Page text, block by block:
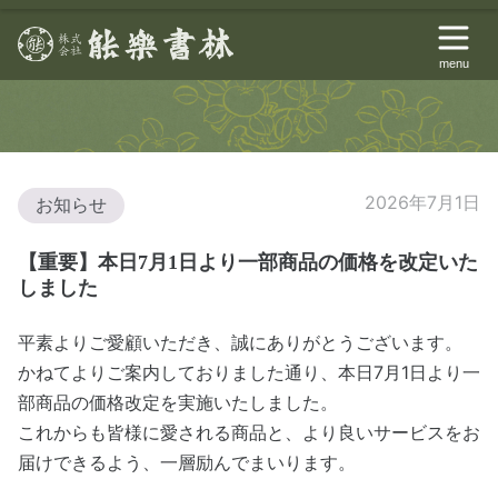
menu
お知らせ 2026年7月1日
【重要】本日7月1日より一部商品の価格を改定いた
しました
平素よりご愛顧いただき、誠にありがとうございます。
かねてよりご案内しておりました通り、本日7月1日より一
部商品の価格改定を実施いたしました。
これからも皆様に愛される商品と、より良いサービスをお
届けできるよう、一層励んでまいります。